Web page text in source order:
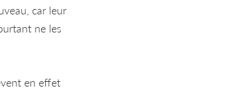
car leur
ne les
en effet